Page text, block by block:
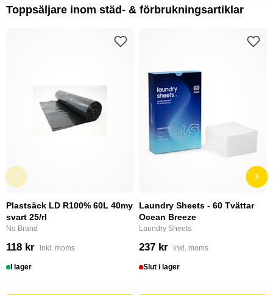
Toppsäljare inom städ- & förbrukningsartiklar
Plastsäck LD R100% 60L 40my
svart 25/rl
No Brand
118 kr inkl. moms
I lager
Laundry Sheets - 60 Tvättar
Ocean Breeze
Laundry Sheets
237 kr inkl. moms
Slut i lager